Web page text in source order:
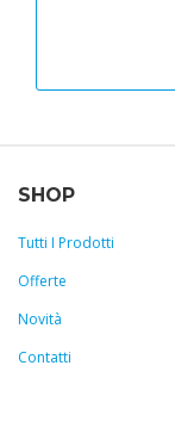
SHOP
Tutti I Prodotti
Offerte
Novità
Contatti